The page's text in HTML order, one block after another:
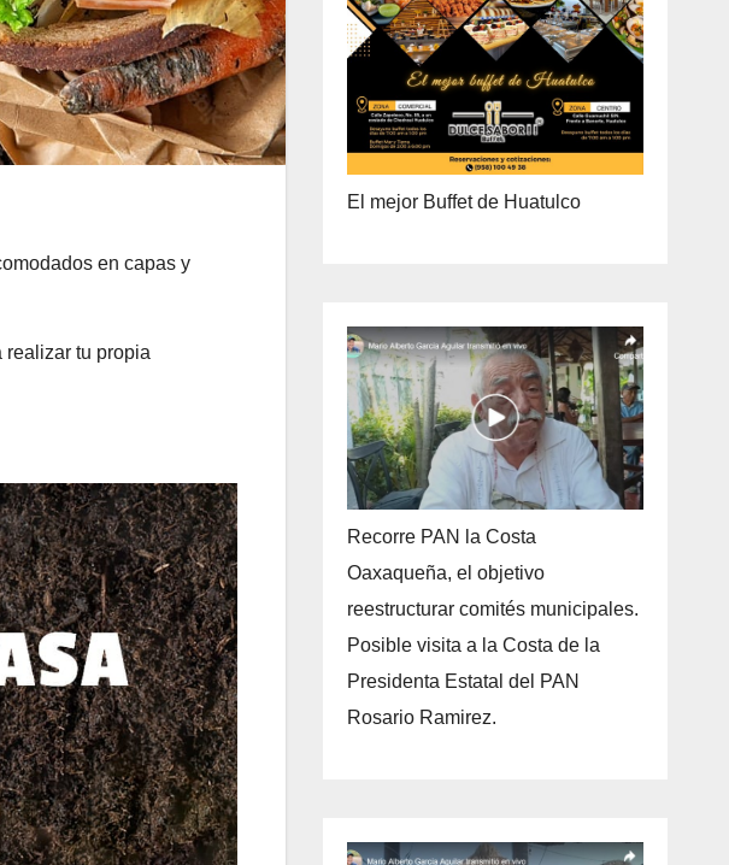
en capas y
realizar tu propia
PRECIO ESPECIAL DE MAYOREO
El mejor Buffet de Huatulco
Recorre PAN la Costa
Oaxaqueña, el objetivo
reestructurar comités municipales.
Posible visita a la Costa de la
Presidenta Estatal del PAN
Rosario Ramirez.